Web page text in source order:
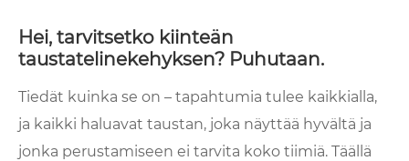
Hei, tarvitsetko kiinteän
taustatelinekehyksen? Puhutaan.
Tiedät kuinka se on – tapahtumia tulee kaikkialla,
ja kaikki haluavat taustan, joka näyttää hyvältä ja
jonka perustamiseen ei tarvita koko tiimiä. Täällä